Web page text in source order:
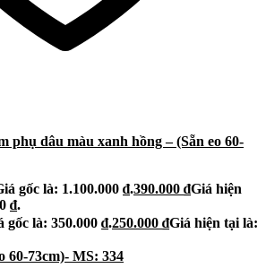
phụ dâu màu xanh hồng – (Sẵn eo 60-
gốc là: 1.100.000 ₫.390.000 ₫Giá hiện
₫.
gốc là: 350.000 ₫.250.000 ₫Giá hiện tại là: